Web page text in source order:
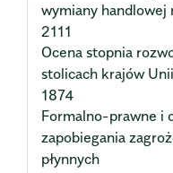
wymiany handlowej
2111
Ocena stopnia
stolicach krajów
1874
Formalno-prawne i
zapobiegania
płynnych